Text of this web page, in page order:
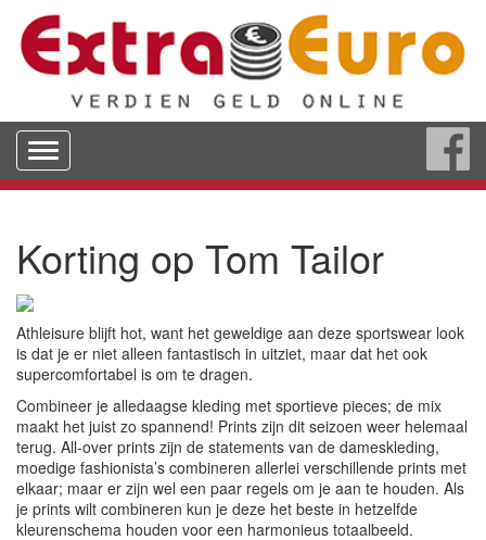
Toggle
navigation
Korting op Tom Tailor
Athleisure blijft hot, want het geweldige aan deze sportswear look
is dat je er niet alleen fantastisch in uitziet, maar dat het ook
supercomfortabel is om te dragen.
Combineer je alledaagse kleding met sportieve pieces; de mix
maakt het juist zo spannend! Prints zijn dit seizoen weer helemaal
terug. All-over prints zijn de statements van de dameskleding,
moedige fashionista’s combineren allerlei verschillende prints met
elkaar; maar er zijn wel een paar regels om je aan te houden. Als
je prints wilt combineren kun je deze het beste in hetzelfde
kleurenschema houden voor een harmonieus totaalbeeld.